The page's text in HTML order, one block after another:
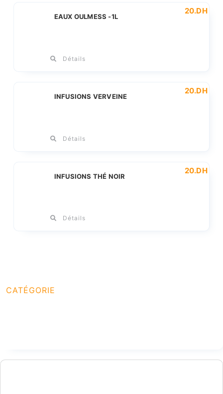
EAUX OULMESS -1L
20.DH
Détails
INFUSIONS VERVEINE
20.DH
Détails
INFUSIONS THÉ NOIR
20.DH
Détails
CATÉGORIE